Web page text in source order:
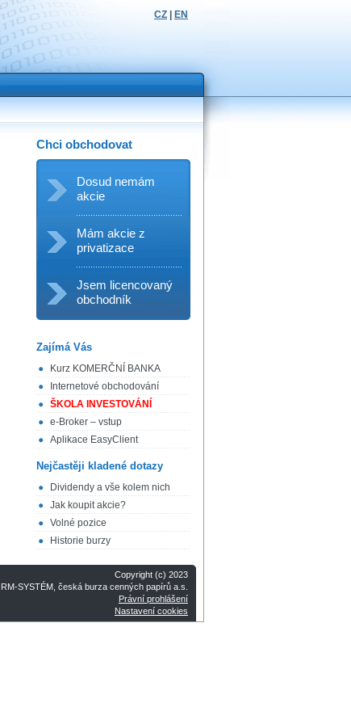
CZ EN
Chci obchodovat
Dosud nemám
akcie
Mám akcie z
privatizace
Jsem licencovaný
obchodník
Zajímá Vás
Kurz KOMERČNÍ BANKA
Internetové obchodování
ŠKOLA INVESTOVÁNÍ
e-Broker – vstup
Aplikace EasyClient
Nejčastěji kladené dotazy
Dividendy a vše kolem nich
Jak koupit akcie?
Volné pozice
Historie burzy
Copyright (c) 2023
RM-SYSTÉM, česká burza cenných papírů a.s.
Právní prohlášení
Nastavení cookies